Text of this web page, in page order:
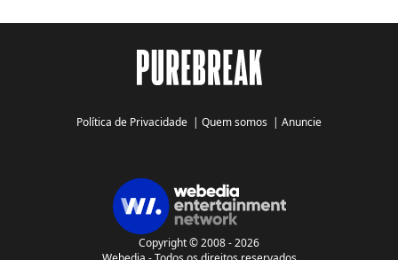
Política de Privacidade | Quem somos | Anuncie
Copyright © 2008 - 2026